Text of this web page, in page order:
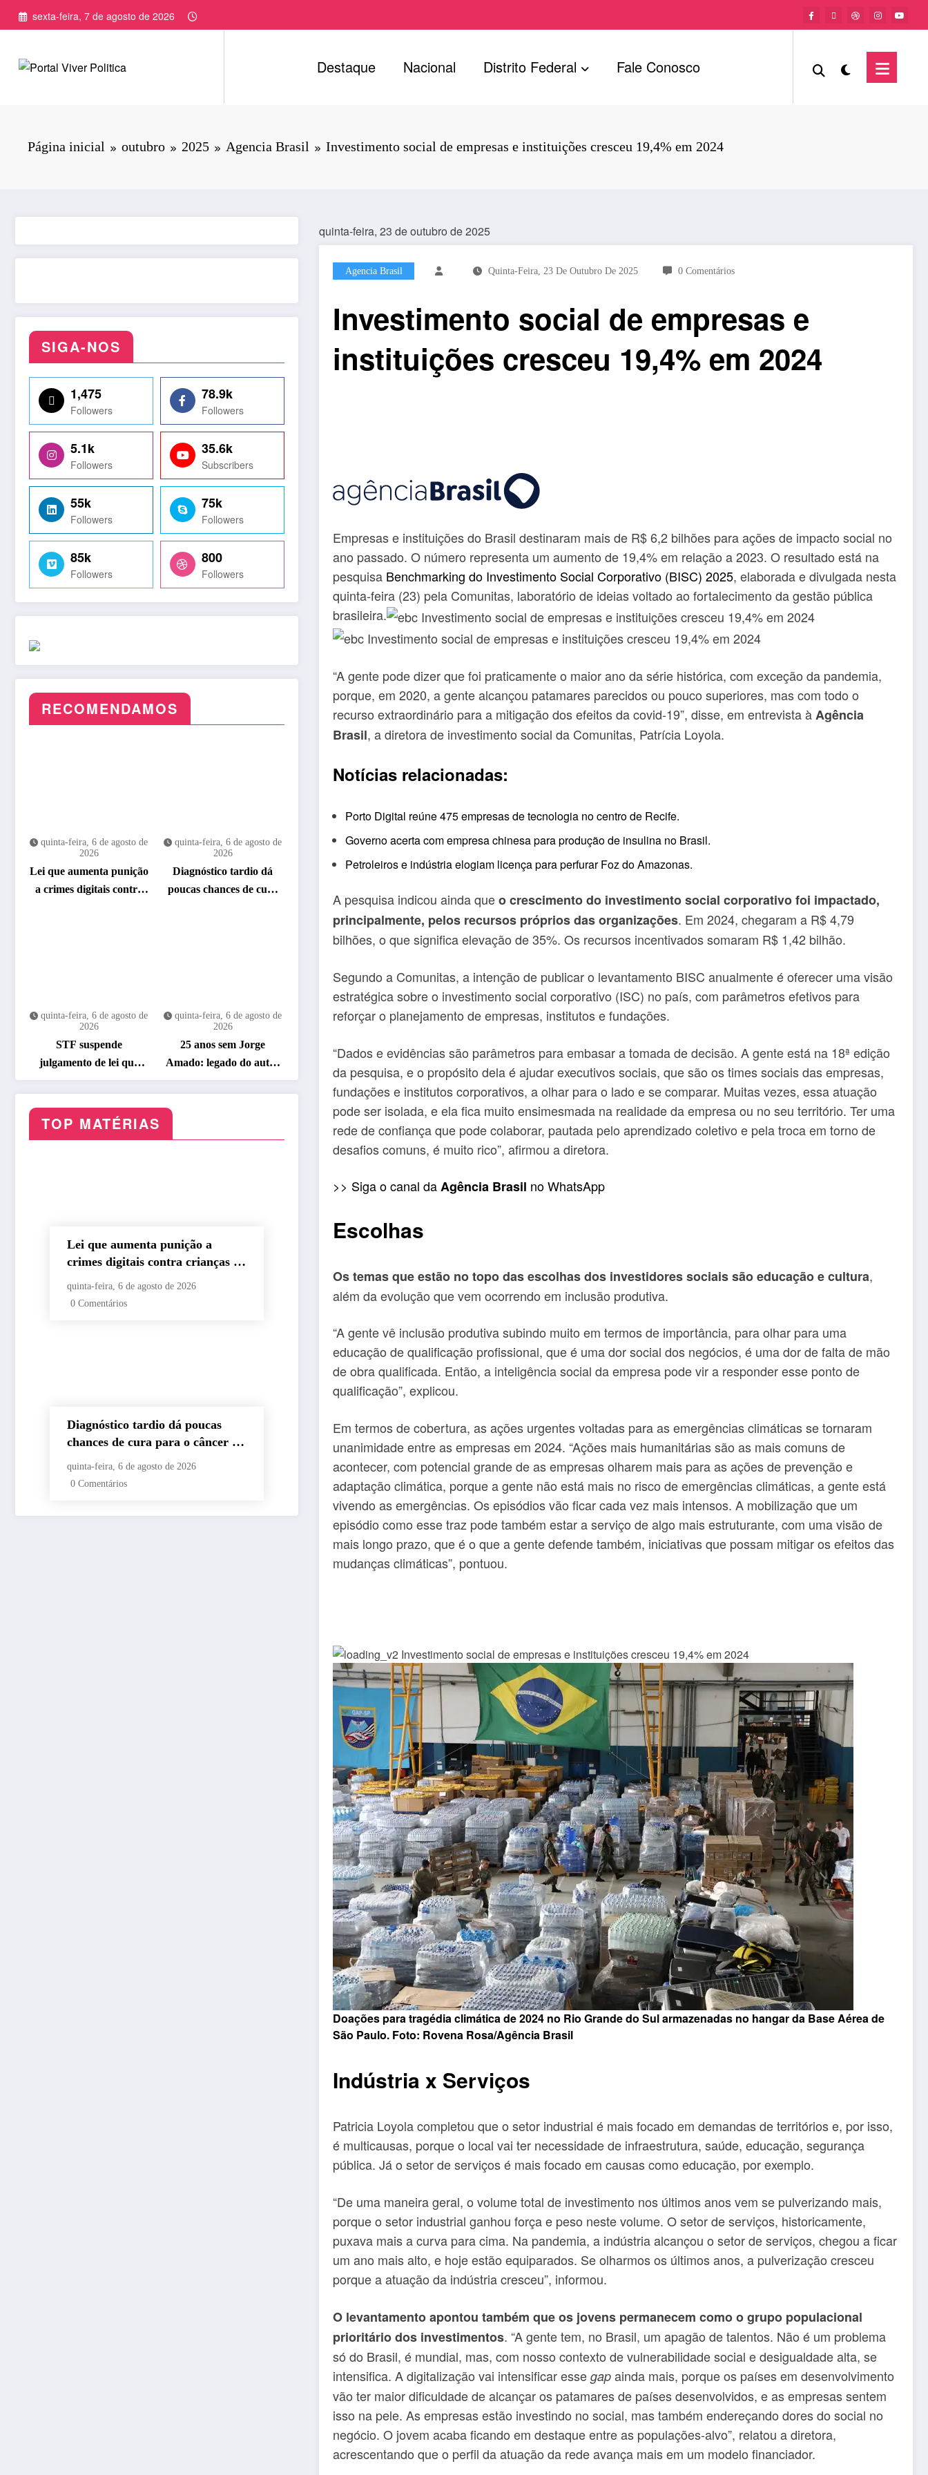
Pular
para
conteúdo
sexta-feira, 7 de agosto de 2026
Destaque Nacional Distrito Federal Fale Conosco
Página inicial outubro 2025 Agencia Brasil Investimento social de empresas e instituições cresceu 19,4% em 2024
SIGA-NOS
1,475
Followers
78.9k
Followers
5.1k
Followers
35.6k
Subscribers
55k
Followers
75k
Followers
85k
Followers
800
Followers
RECOMENDAMOS
quinta-feira, 6 de agosto de
2026
Lei que aumenta punição
a crimes digitais contra
quinta-feira, 6 de agosto de
2026
Diagnóstico tardio dá
poucas chances de cura
quinta-feira, 6 de agosto de
2026
STF suspende
julgamento de lei que
proíbe jogos de azar
quinta-feira, 6 de agosto de
2026
25 anos sem Jorge
Amado: legado do autor
ganha celebração na
TOP MATÉRIAS
Lei que aumenta punição a
crimes digitais contra crianças é
sancionada
quinta-feira, 6 de agosto de 2026
0 Comentários
Diagnóstico tardio dá poucas
chances de cura para o câncer de
pulmão
quinta-feira, 6 de agosto de 2026
0 Comentários
quinta-feira, 23 de outubro de 2025
Agencia Brasil Quinta-Feira, 23 De Outubro De 2025 0 Comentários
Investimento social de empresas e
instituições cresceu 19,4% em 2024
Empresas e instituições do Brasil destinaram mais de R$ 6,2 bilhões para ações de impacto social no
ano passado. O número representa um aumento de 19,4% em relação a 2023. O resultado está na
pesquisa Benchmarking do Investimento Social Corporativo (BISC) 2025, elaborada e divulgada nesta
quinta-feira (23) pela Comunitas, laboratório de ideias voltado ao fortalecimento da gestão pública
brasileira.
“A gente pode dizer que foi praticamente o maior ano da série histórica, com exceção da pandemia,
porque, em 2020, a gente alcançou patamares parecidos ou pouco superiores, mas com todo o
recurso extraordinário para a mitigação dos efeitos da covid-19”, disse, em entrevista àAgência
Brasil, a diretora de investimento social da Comunitas, Patrícia Loyola.
Notícias relacionadas:
Porto Digital reúne 475 empresas de tecnologia no centro de Recife.
Governo acerta com empresa chinesa para produção de insulina no Brasil.
Petroleiros e indústria elogiam licença para perfurar Foz do Amazonas.
A pesquisa indicou ainda queo crescimento do investimento social corporativo foi impactado,
principalmente, pelos recursos próprios das organizações. Em 2024, chegaram a R$ 4,79
bilhões, o que significa elevação de 35%. Os recursos incentivados somaram R$ 1,42 bilhão.
Segundo a Comunitas, a intenção de publicar o levantamento BISC anualmente é oferecer uma visão
estratégica sobre o investimento social corporativo (ISC) no país, com parâmetros efetivos para
reforçar o planejamento de empresas, institutos e fundações.
“Dados e evidências são parâmetros para embasar a tomada de decisão. A gente está na 18ª edição
da pesquisa, e o propósito dela é ajudar executivos sociais, que são os times sociais das empresas,
fundações e institutos corporativos, a olhar para o lado e se comparar. Muitas vezes, essa atuação
pode ser isolada, e ela fica muito ensimesmada na realidade da empresa ou no seu território. Ter uma
rede de confiança que pode colaborar, pautada pelo aprendizado coletivo e pela troca em torno de
desafios comuns, é muito rico”, afirmou a diretora.
>> Siga o canal daAgência Brasil no WhatsApp
Escolhas
Os temas que estão no topo das escolhas dos investidores sociais são educação e cultura,
além da evolução que vem ocorrendo em inclusão produtiva.
“A gente vê inclusão produtiva subindo muito em termos de importância, para olhar para uma
educação de qualificação profissional, que é uma dor social dos negócios, é uma dor de falta de mão
de obra qualificada. Então, a inteligência social da empresa pode vir a responder esse ponto de
qualificação”, explicou.
Em termos de cobertura, as ações urgentes voltadas para as emergências climáticas se tornaram
unanimidade entre as empresas em 2024. “Ações mais humanitárias são as mais comuns de
acontecer, com potencial grande de as empresas olharem mais para as ações de prevenção e
adaptação climática, porque a gente não está mais no risco de emergências climáticas, a gente está
vivendo as emergências. Os episódios vão ficar cada vez mais intensos. A mobilização que um
episódio como esse traz pode também estar a serviço de algo mais estruturante, com uma visão de
mais longo prazo, que é o que a gente defende também, iniciativas que possam mitigar os efeitos das
mudanças climáticas”, pontuou.
Doações para tragédia climática de 2024 no Rio Grande do Sul armazenadas no hangar da Base Aérea de
São Paulo. Foto: Rovena Rosa/Agência Brasil
Indústria x Serviços
Patricia Loyola completou que o setor industrial é mais focado em demandas de territórios e, por isso,
é multicausas, porque o local vai ter necessidade de infraestrutura, saúde, educação, segurança
pública. Já o setor de serviços é mais focado em causas como educação, por exemplo.
“De uma maneira geral, o volume total de investimento nos últimos anos vem se pulverizando mais,
porque o setor industrial ganhou força e peso neste volume. O setor de serviços, historicamente,
puxava mais a curva para cima. Na pandemia, a indústria alcançou o setor de serviços, chegou a ficar
um ano mais alto, e hoje estão equiparados. Se olharmos os últimos anos, a pulverização cresceu
porque a atuação da indústria cresceu”, informou.
O levantamento apontou também que os jovens permanecem como o grupo populacional
prioritário dos investimentos. “A gente tem, no Brasil, um apagão de talentos. Não é um problema
só do Brasil, é mundial, mas, com nosso contexto de vulnerabilidade social e desigualdade alta, se
intensifica. A digitalização vai intensificar essegap ainda mais, porque os países em desenvolvimento
vão ter maior dificuldade de alcançar os patamares de países desenvolvidos, e as empresas sentem
isso na pele. As empresas estão investindo no social, mas também endereçando dores do social no
negócio. O jovem acaba ficando em destaque entre as populações-alvo”, relatou a diretora,
acrescentando que o perfil da atuação da rede avança mais em um modelo financiador.